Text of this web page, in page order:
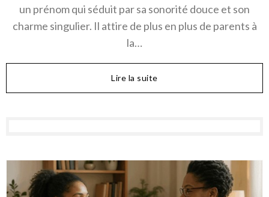
un prénom qui séduit par sa sonorité douce et son
charme singulier. Il attire de plus en plus de parents à
la…
Lire la suite